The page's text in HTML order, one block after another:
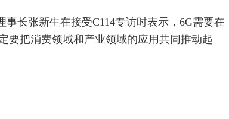
长张新生在接受C114专访时表示，6G需要在
要把消费领域和产业领域的应用共同推动起